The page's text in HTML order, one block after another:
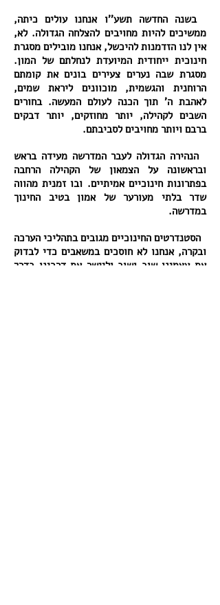
בשנה החדשה תשע''ו אנחנו עולים כיתה,
ממשיכים להיות מחויבים להצלחה הגדולה. לא,
אין לנו הזדמנות להיכשל, אנחנו מובילים מסגרת
חינוכית ייחודית המיועדת לנחלתם של המון.
מסגרת שבה נערים צעירים בונים את קומתם
הרוחנית והגשמית, מוכוונים ליראת שמים,
לאהבת ה' תוך הכנה לעולם המעשה. בחורים
השבים לקהילה, יותר מחוזקים, יותר דבקים
ברבם ויותר מחויבים לסביבתם.
הנהירה הגדולה לעבר המדרשה מעידה בראש
ובראשונה על הצמאון של הקהילה הרחבה
בפתרונות חינוכיים אמיתיים. ובו זמנית מהווה
שדר בלתי מעורער של אמון בטיב החינוך
במדרשה.
הסטנדרטים החינוכיים מגובים בתהליכי הערכה
ובקרה, אנחנו לא חוסכים במשאבים כדי לבדוק
את עצמינו שוב ושוב וליישר את דרכינו בדרך